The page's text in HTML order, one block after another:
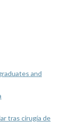
and
tras cirugía de